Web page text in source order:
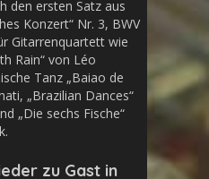
den ersten Satz aus
Konzert“ Nr. 3, BWV
Gitarrenquartett wie
Rain“ von Léo
Tanz „Baiao de
„Brazilian Dances“
„Die sechs Fische“
zu Gast in